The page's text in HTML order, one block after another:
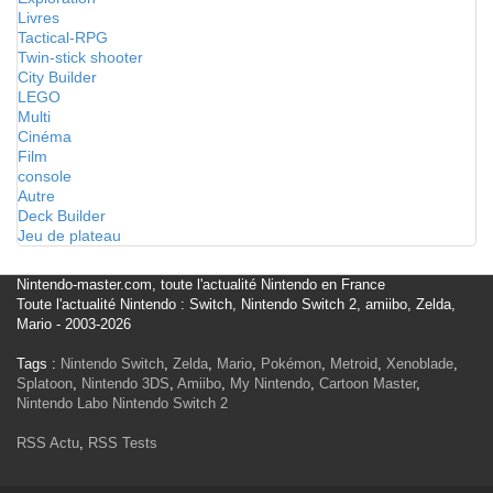
Livres
Tactical-RPG
Twin-stick shooter
City Builder
LEGO
Multi
Cinéma
Film
console
Autre
Deck Builder
Jeu de plateau
Nintendo-master.com, toute l'actualité Nintendo en France
Toute l'actualité Nintendo : Switch, Nintendo Switch 2, amiibo, Zelda,
Mario - 2003-2026
Tags : Nintendo Switch, Zelda, Mario, Pokémon, Metroid, Xenoblade,
Splatoon, Nintendo 3DS, Amiibo, My Nintendo, Cartoon Master,
Nintendo Labo Nintendo Switch 2
RSS Actu, RSS Tests